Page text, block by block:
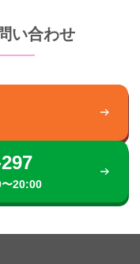
い合わせ
〜20:00